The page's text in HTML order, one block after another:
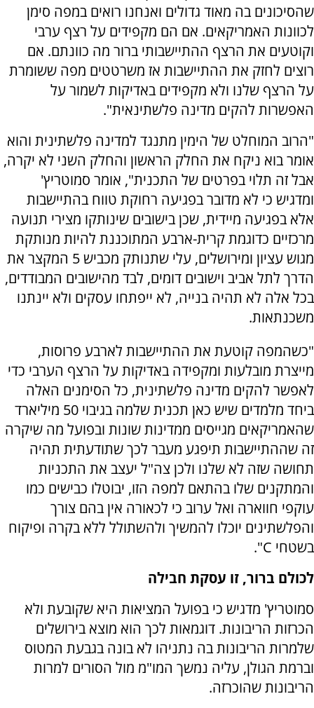
שהסיכונים בה מאוד גדולים ואנחנו רואים במפה סימן
לכוונות האמריקאים. אם הם מקפידים על רצף ערבי
וקוטעים את הרצף ההתיישבותי ברור מה כוונתם. אם
רוצים לחזק את ההתיישבות אז משרטטים מפה ששומרת
על הרצף שלנו ולא מקפידים באדיקות לשמור על
האפשרות להקים מדינה פלשתינאית".
"הרוב המוחלט של הימין מתנגד למדינה פלשתינית והוא
אומר בוא ניקח את החלק הראשון והחלק השני לא יקרה,
אבל זה תלוי בפרטים של התכנית", אומר סמוטריץ'
ומדגיש כי לא מדובר בפגיעה רחוקת טווח בהתיישבות
אלא בפגיעה מיידית, שכן בישובים שינותקו מצירי תנועה
מרכזיים כדוגמת קרית-ארבע המתוכננת להיות מנותקת
מגוש עציון ומירושלים, עלי שתנותק מכביש 5 המקצר את
הדרך לתל אביב וישובים דומים, לבד מהישובים המבודדים,
בכל אלה לא תהיה בנייה, לא ייפתחו עסקים ולא יינתנו
משכנתאות.
"כשהמפה קוטעת את ההתיישבות לארבע פרוסות,
מייצרת מובלעות ומקפידה באדיקות על הרצף הערבי כדי
לאפשר להקים מדינה פלשתינית, כל הסימנים האלה
ביחד מלמדים שיש כאן תכנית שלמה בגיבוי 50 מיליארד
שהאמריקאים מגייסים ממדינות שונות ובפועל מה שיקרה
זה שההתיישבות תיפגע מעבר לכך שתודעתית תהיה
תחושה שזה לא שלנו ולכן צה"ל יעצב את התכניות
והמתקנים שלו בהתאם למפה הזו, יבוטלו כבישים כמו
עוקפי חווארה ואל ערוב כי לכאורה אין בהם צורך
והפלשתינים יוכלו להמשיך ולהשתולל ללא בקרה ופיקוח
בשטחי C
".
לכולם ברור, זו עסקת חבילה
סמוטריץ' מדגיש כי בפועל המציאות היא שקובעת ולא
הכרזות הריבונות. דוגמאות לכך הוא מוצא בירושלים
שלמרות הריבונות בה נתניהו לא בונה בגבעת המטוס
וברמת הגולן, עליה נמשך המו"מ מול הסורים למרות
הריבונות שהוכרזה.